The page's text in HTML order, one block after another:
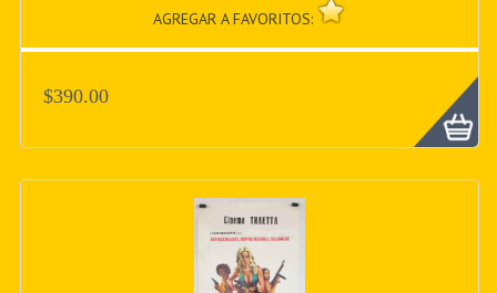
AGREGAR A FAVORITOS:
$390.00